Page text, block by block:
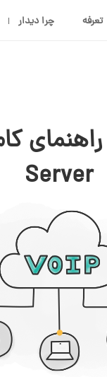
تعرفه چرا دیدار
Server